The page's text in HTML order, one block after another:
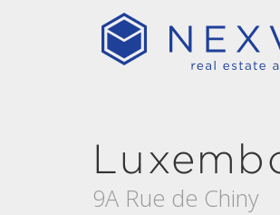
9A Rue de Chiny